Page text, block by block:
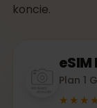
koncie.
eSIM
Plan 1